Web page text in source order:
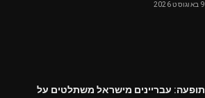
9 באוגוסט 2026
תופעה: עבריינים מישראל משתלטים על